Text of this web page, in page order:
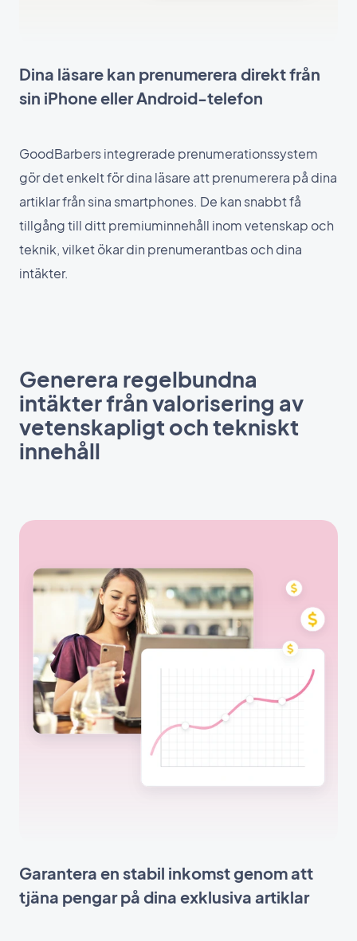
Dina läsare kan prenumerera direkt från
sin iPhone eller Android-telefon
GoodBarbers integrerade prenumerationssystem
gör det enkelt för dina läsare att prenumerera på dina
artiklar från sina smartphones. De kan snabbt få
tillgång till ditt premiuminnehåll inom vetenskap och
teknik, vilket ökar din prenumerantbas och dina
intäkter.
Generera regelbundna
intäkter från valorisering av
vetenskapligt och tekniskt
innehåll
Garantera en stabil inkomst genom att
tjäna pengar på dina exklusiva artiklar